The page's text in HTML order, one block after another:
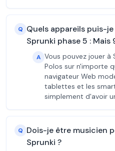
Q Quels appareils puis-
Sprunki phase 5 : Mais
A Vous pouvez jouer à
Polos sur n'importe
navigateur Web
tablettes et les
simplement d'avoir
Q Dois-je être musicien
Sprunki ?